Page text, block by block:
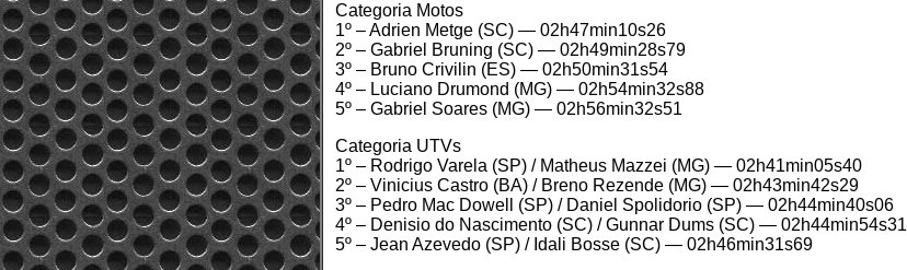
Categoria Motos
1º – Adrien Metge (SC) — 02h47min10s26
2º – Gabriel Bruning (SC) — 02h49min28s79
3º – Bruno Crivilin (ES) — 02h50min31s54
4º – Luciano Drumond (MG) — 02h54min32s88
5º – Gabriel Soares (MG) — 02h56min32s51
Categoria UTVs
1º – Rodrigo Varela (SP) / Matheus Mazzei (MG) — 02h41min05s40
2º – Vinicius Castro (BA) / Breno Rezende (MG) — 02h43min42s29
3º – Pedro Mac Dowell (SP) / Daniel Spolidorio (SP) — 02h44min40s06
4º – Denisio do Nascimento (SC) / Gunnar Dums (SC) — 02h44min54s31
5º – Jean Azevedo (SP) / Idali Bosse (SC) — 02h46min31s69